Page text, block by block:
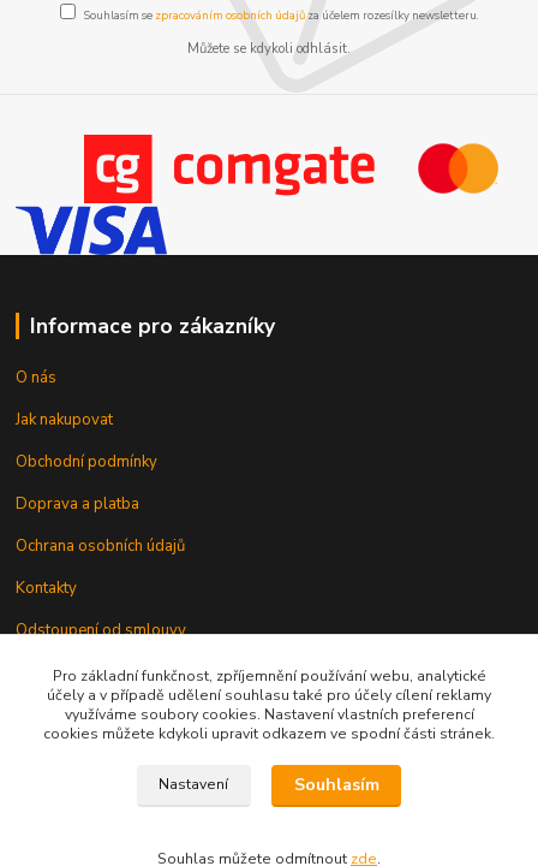
Souhlasím se zpracováním osobních údajůza účelem rozesílky newsletteru.
Můžete se kdykoli odhlásit.
Informace pro zákazníky
O nás
Jak nakupovat
Obchodní podmínky
Doprava a platba
Ochrana osobních údajů
Kontakty
Odstoupení od smlouvy
Pro základní funkčnost, zpříjemnění používání webu, analytické
účely a v případě udělení souhlasu také pro účely cílení reklamy
využíváme soubory cookies. Nastavení vlastních preferencí
cookies můžete kdykoli upravit odkazem ve spodní části stránek.
Nastavení Souhlasím
Souhlas můžete odmítnout zde.